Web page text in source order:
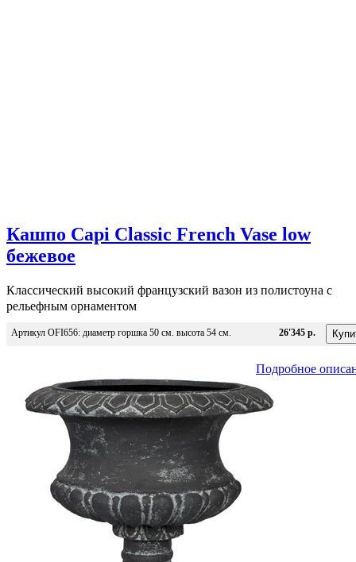
Кашпо Capi Classic French Vase low
бежевое
Классический высокий французский вазон из полистоуна с
рельефным орнаментом
Артикул OFI656: диаметр горшка 50 см. высота 54 см. 26'345 р.
Подробное